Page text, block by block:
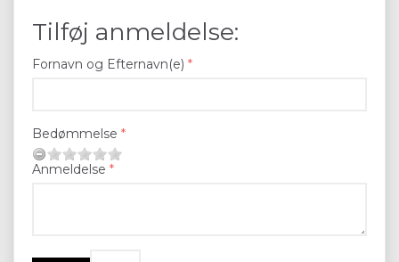
Tilføj anmeldelse:
Fornavn og Efternavn(e)
Bedømmelse
Anmeldelse